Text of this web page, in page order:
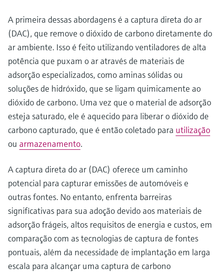
A primeira dessas abordagens é a captura direta do ar
(DAC), que remove o dióxido de carbono diretamente do
ar ambiente. Isso é feito utilizando ventiladores de alta
potência que puxam o ar através de materiais de
adsorção especializados, como aminas sólidas ou
soluções de hidróxido, que se ligam quimicamente ao
dióxido de carbono. Uma vez que o material de adsorção
esteja saturado, ele é aquecido para liberar o dióxido de
carbono capturado, que é então coletado para utilização
ou armazenamento.
A captura direta do ar (DAC) oferece um caminho
potencial para capturar emissões de automóveis e
outras fontes. No entanto, enfrenta barreiras
significativas para sua adoção devido aos materiais de
adsorção frágeis, altos requisitos de energia e custos, em
comparação com as tecnologias de captura de fontes
pontuais, além da necessidade de implantação em larga
escala para alcançar uma captura de carbono